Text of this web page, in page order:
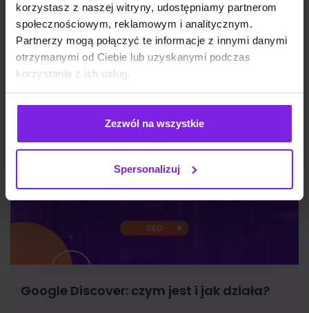
korzystasz z naszej witryny, udostępniamy partnerom
społecznościowym, reklamowym i analitycznym.
Partnerzy mogą połączyć te informacje z innymi danymi
otrzymanymi od Ciebie lub uzyskanymi podczas
korzystania z ich usług.
Zezwól na wszystkie
Spersonalizuj
Marketing Wiktoria Władarz
Google Discover: czym jest i jak działa?